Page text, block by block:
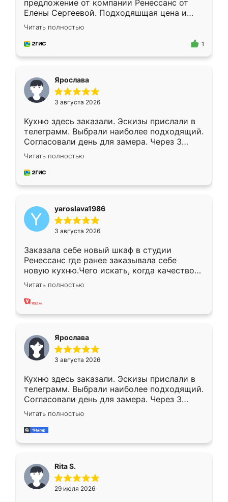
предложение от компании Ренессанс от
Елены Сергеевой. Подходяшщая цена и
короткие сроки изготовления. Приехавший
для замера сотрудник Владислав
предложил по моему эскизу самый
Читать полностью
1
Ярослава
3 августа 2026
Кухню здесь заказали. Эскизы прислали в
телеграмм. Выбрали наиболее подходящий.
Согласовали день для замера. Через 3
недели кухня была уже готова. Остались
довольны работой. Спасибо Ренессанс
мебель за качественную работу!
Читать полностью
yaroslava1986
3 августа 2026
Заказала себе новый шкаф в студии
Ренессанс где ранее заказывала себе
новую кухню.Чего искать, когда качеством
вполне довольна. Служит кухня уже почти
два года, нареканий нет.
Читать полностью
Ярослава
3 августа 2026
Кухню здесь заказали. Эскизы прислали в
телеграмм. Выбрали наиболее подходящий.
Согласовали день для замера. Через 3
недели кухня была уже готова. Остались
довольны работой. Спасибо Ренессанс
мебель за качественную работу!
Читать полностью
Rita S.
29 июля 2026